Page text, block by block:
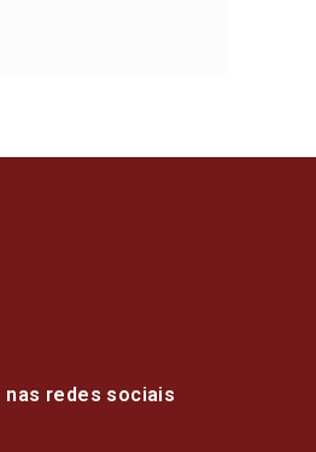
nas redes sociais